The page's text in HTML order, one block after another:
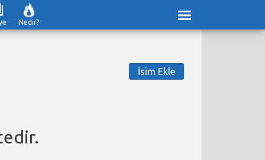
Nedir?
İsim Ekle